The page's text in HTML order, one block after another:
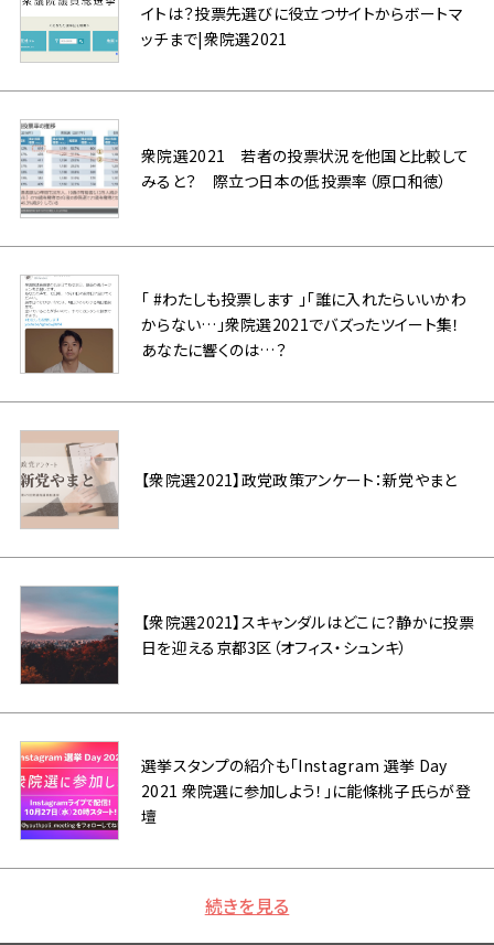
イトは？投票先選びに役立つサイトからボートマ
ッチまで|衆院選2021
衆院選2021 若者の投票状況を他国と比較して
みると？ 際立つ日本の低投票率（原口和徳）
「 #わたしも投票します 」「誰に入れたらいいかわ
からない…」衆院選2021でバズったツイート集！
あなたに響くのは…？
【衆院選2021】政党政策アンケート：新党やまと
【衆院選2021】スキャンダルはどこに？静かに投票
日を迎える京都3区（オフィス・シュンキ）
選挙スタンプの紹介も「Instagram 選挙 Day
2021 衆院選に参加しよう！」に能條桃子氏らが登
壇
続きを見る